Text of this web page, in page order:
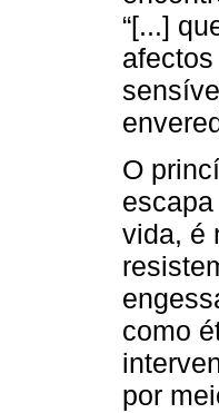
“[...]
O
vida, é
como
por